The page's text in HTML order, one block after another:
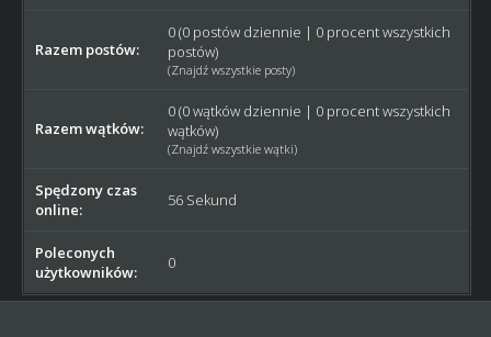
Razem postów:
0 (0 postów dziennie | 0 procent wszystkich
postów)
(Znajdź wszystkie posty)
Razem wątków:
0 (0 wątków dziennie | 0 procent wszystkich
wątków)
(Znajdź wszystkie wątki)
Spędzony czas
online:
56 Sekund
Poleconych
użytkowników:
0